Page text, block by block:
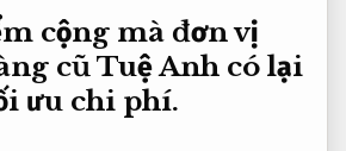
cộng mà đơn vị
cũ Tuệ Anh có lại
ưu chi phí.